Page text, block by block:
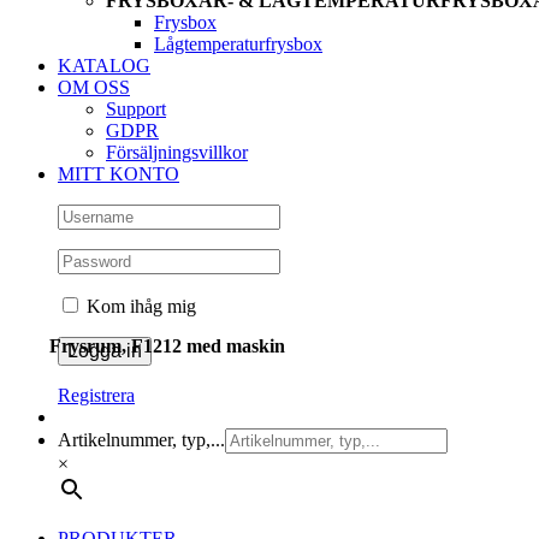
Frysbox
Lågtemperaturfrysbox
KATALOG
OM OSS
Support
GDPR
Försäljningsvillkor
MITT KONTO
Kom ihåg mig
Registrera
Artikelnummer, typ,...
×
Frysrum, F1212 med maskin